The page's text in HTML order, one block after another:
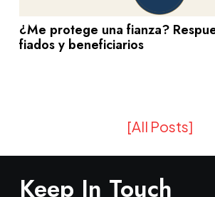
¿Me protege una fianza?
fiados y beneficiarios
[All Posts]
Keep In Touch